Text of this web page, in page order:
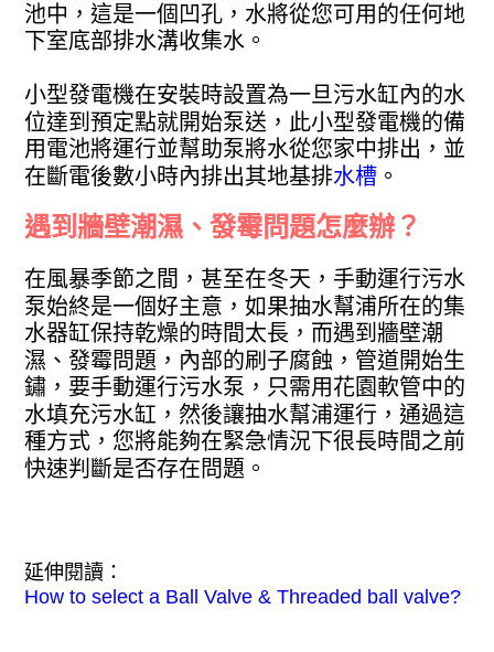
池中，這是一個凹孔，水將從您可用的任何地
下室底部排水溝收集水。
小型發電機在安裝時設置為一旦污水缸內的水
位達到預定點就開始泵送，此小型發電機的備
用電池將運行並幫助泵將水從您家中排出，並
在斷電後數小時內排出其地基排水槽 。
遇到牆壁潮濕、發霉問題怎麼辦？
在風暴季節之間，甚至在冬天，手動運行污水
泵始終是一個好主意，如果抽水幫浦所在的集
水器缸保持乾燥的時間太長，而遇到牆壁潮
濕、發霉問題，內部的刷子腐蝕，管道開始生
鏽，要手動運行污水泵，只需用花園軟管中的
水填充污水缸，然後讓抽水幫浦運行，通過這
種方式，您將能夠在緊急情況下很長時間之前
快速判斷是否存在問題。
延伸閱讀：
How to select a Ball Valve & Threaded ball valve?